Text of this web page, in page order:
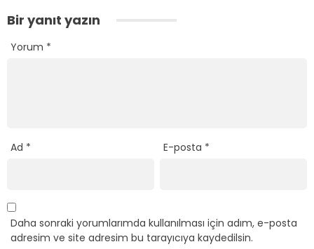
Bir yanıt yazın
Yorum *
Ad * E-posta *
Daha sonraki yorumlarımda kullanılması için adım, e-posta
adresim ve site adresim bu tarayıcıya kaydedilsin.